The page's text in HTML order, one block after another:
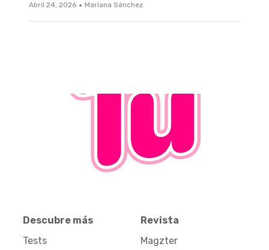
Abril 24, 2026 · Mariana Sánchez
Descubre más
Tests
Revista
Magzter